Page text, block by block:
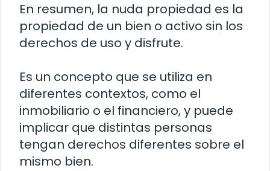
En resumen, la nuda propiedad es la
propiedad de un bien o activo sin los
derechos de uso y disfrute.
Es un concepto que se utiliza en
diferentes contextos, como el
inmobiliario o el financiero, y puede
implicar que distintas personas
tengan derechos diferentes sobre el
mismo bien.